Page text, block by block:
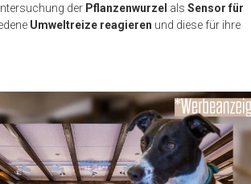
der Pflanzenwurzel als Sensor für
Umweltreize reagieren und diese für ihre